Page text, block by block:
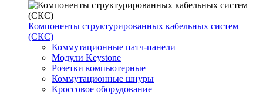
Компоненты структурированных кабельных систем
(СКС)
Коммутационные патч-панели
Модули Keystone
Розетки компьютерные
Коммутационные шнуры
Кроссовое оборудование